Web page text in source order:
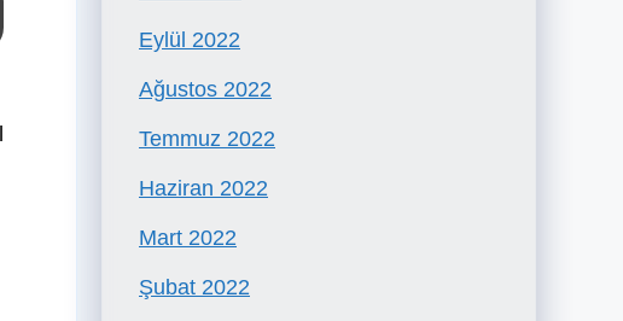
Eylül 2022
Ağustos 2022
Temmuz 2022
Haziran 2022
Mart 2022
Şubat 2022